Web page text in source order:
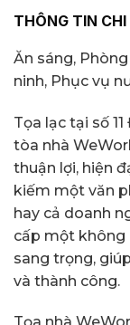
THÔNG TIN
Ăn sáng,
ninh, Phục vụ
Tọa lạc tại số
tòa nhà
thuận lợi, hiện
kiếm một văn
hay cả doanh
cấp một không
sang trọng,
và thành công.